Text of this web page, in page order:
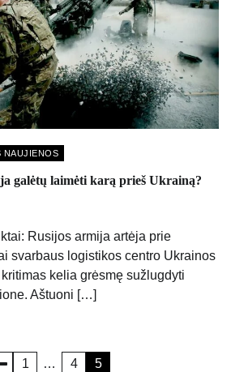
NAUJIENOS
galėtų laimėti karą prieš Ukrainą?
Rusijos armija artėja prie
svarbaus logistikos centro Ukrainos
kelia grėsmę sužlugdyti
Aštuoni […]
1 … 4 5